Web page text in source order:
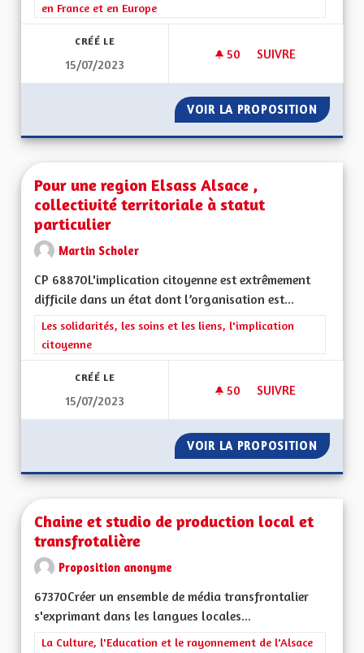
en France et en Europe
CRÉÉ LE
15/07/2023
50 50 ABONNÉS
SUIVRE
VOIR LA PROPOSITION
Pour une region Elsass Alsace ,
collectivité territoriale à statut
particulier
Martin Scholer
CP 68870L'implication citoyenne est extrêmement
difficile dans un état dont l’organisation est...
Filtrer les résultats de la catégorie : Les solidarités, les soins
Les solidarités, les soins et les liens, l'implication
citoyenne
CRÉÉ LE
15/07/2023
50 50 ABONNÉS
SUIVRE
VOIR LA PROPOSITION POUR
Chaine et studio de production local et
transfrotalière
Proposition anonyme
67370Créer un ensemble de média transfrontalier
s'exprimant dans les langues locales...
Filtrer les résultats de la catégorie : La Culture, l'Education et
La Culture, l'Education et le rayonnement de l'Alsace